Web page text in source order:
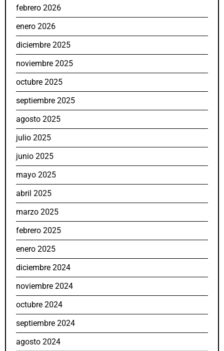
febrero 2026
enero 2026
diciembre 2025
noviembre 2025
octubre 2025
septiembre 2025
agosto 2025
julio 2025
junio 2025
mayo 2025
abril 2025
marzo 2025
febrero 2025
enero 2025
diciembre 2024
noviembre 2024
octubre 2024
septiembre 2024
agosto 2024